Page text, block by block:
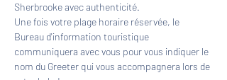
Sherbrooke avec authenticité.
Une fois votre plage horaire réservée, le
Bureau d'information touristique
communiquera avec vous pour vous indiquer le
nom du Greeter qui vous accompagnera lors de